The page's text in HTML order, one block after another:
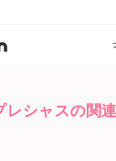
レシャスの関